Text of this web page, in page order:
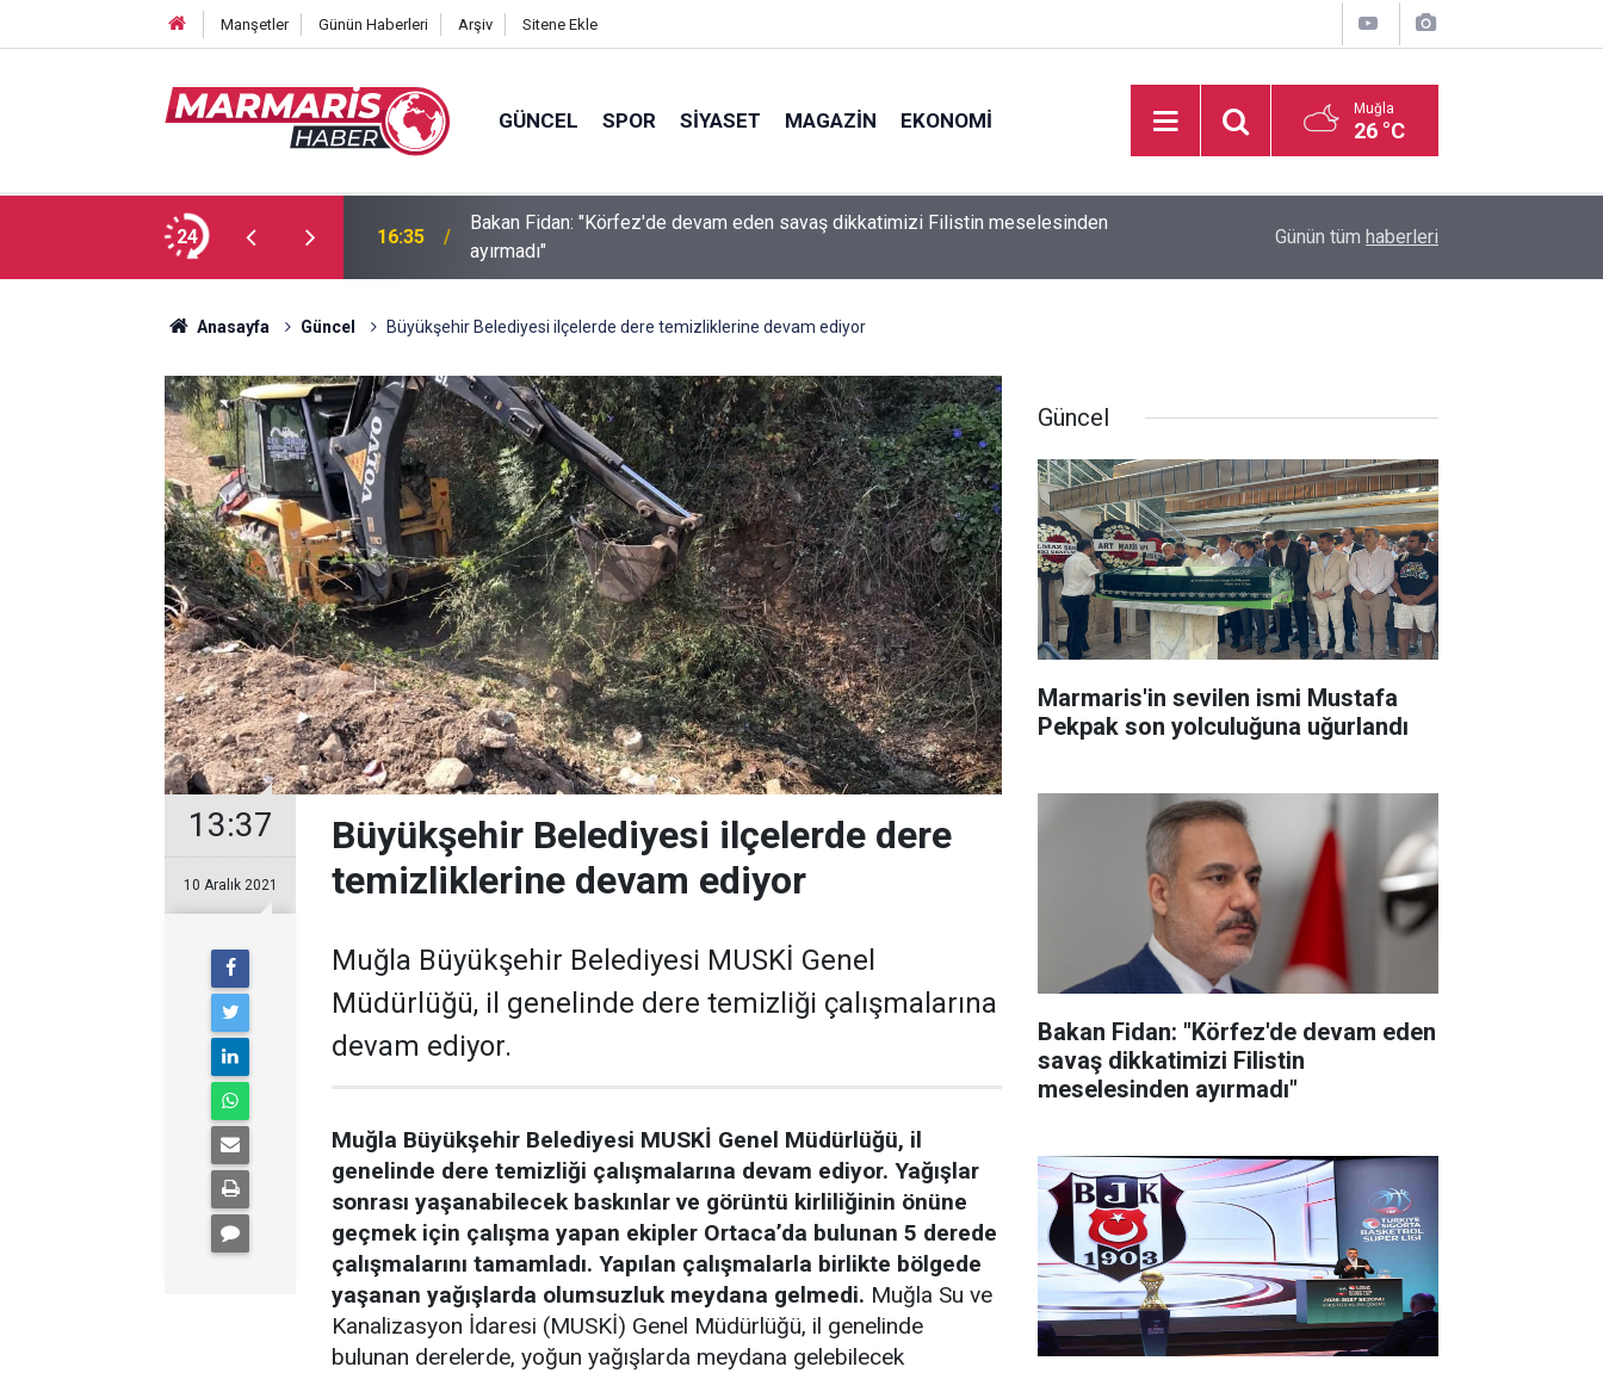
Manşetler Günün Haberleri Arşiv Sitene Ekle
GÜNCEL SPOR SIYASET MAGAZIN EKONOMI Muğla
26 °C
24
son yolculuğuna uğurlandı 16:35
Bakan Fidan: "Körfez'de devam eden savaş dikkatimizi Filistin meselesinden
ayırmadı"
Basketbol Süper Ligi’nde yeni sezonun fikstür
Günün tüm haberleri
Anasayfa Güncel Büyükşehir Belediyesi ilçelerde dere temizliklerine devam ediyor
13:37
10 Aralık 2021
Büyükşehir Belediyesi ilçelerde dere
temizliklerine devam ediyor
Muğla Büyükşehir Belediyesi MUSKİ Genel
Müdürlüğü, il genelinde dere temizliği çalışmalarına
devam ediyor.
Muğla Büyükşehir Belediyesi MUSKİ Genel Müdürlüğü, il
genelinde dere temizliği çalışmalarına devam ediyor. Yağışlar
sonrası yaşanabilecek baskınlar ve görüntü kirliliğinin önüne
geçmek için çalışma yapan ekipler Ortaca’da bulunan 5 derede
çalışmalarını tamamladı. Yapılan çalışmalarla birlikte bölgede
yaşanan yağışlarda olumsuzluk meydana gelmedi. Muğla Su ve
Kanalizasyon İdaresi (MUSKİ) Genel Müdürlüğü, il genelinde
bulunan derelerde, yoğun yağışlarda meydana gelebilecek
Güncel
Marmaris'in sevilen ismi Mustafa
Pekpak son yolculuğuna uğurlandı
Bakan Fidan: "Körfez'de devam eden
savaş dikkatimizi Filistin
meselesinden ayırmadı"